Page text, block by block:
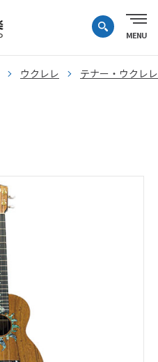
ウクレレ テナー・ウクレレ